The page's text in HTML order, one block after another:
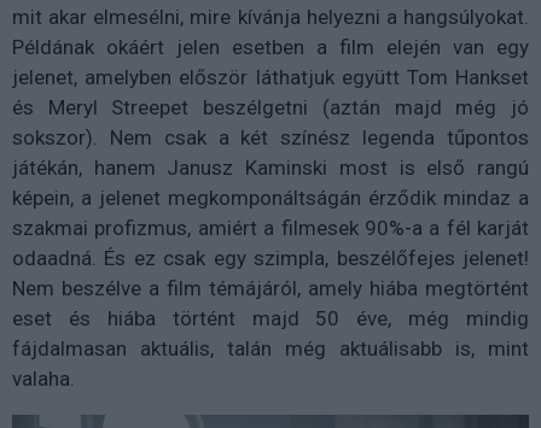
mit akar elmesélni, mire kívánja helyezni a hangsúlyokat.
Példának okáért jelen esetben a film elején van egy
jelenet, amelyben először láthatjuk együtt Tom Hankset
és Meryl Streepet beszélgetni (aztán majd még jó
sokszor). Nem csak a két színész legenda tűpontos
játékán, hanem Janusz Kaminski most is első rangú
képein, a jelenet megkomponáltságán érződik mindaz a
szakmai profizmus, amiért a filmesek 90%-a a fél karját
odaadná. És ez csak egy szimpla, beszélőfejes jelenet!
Nem beszélve a film témájáról, amely hiába megtörtént
eset és hiába történt majd 50 éve, még mindig
fájdalmasan aktuális, talán még aktuálisabb is, mint
valaha.